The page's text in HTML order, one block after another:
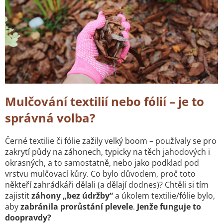
Mulčování textilií nebo fólií – je to
správná volba?
Černé textilie či fólie zažily velký boom – používaly se pro
zakrytí půdy na záhonech, typicky na těch jahodových i
okrasných, a to samostatně, nebo jako podklad pod
vrstvu mulčovací kůry. Co bylo důvodem, proč toto
někteří zahrádkáři dělali (a dělají dodnes)? Chtěli si tím
zajistitzáhony „bez údržby“a úkolem textilie/fólie bylo,
abyzabránila prorůstání plevele. Jenže funguje to
doopravdy?